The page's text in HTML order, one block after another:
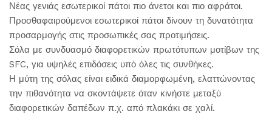
Νέας γενιάς εσωτερικοί πάτοι πιο άνετοι και πιο αφράτοι.
Προσθαφαιρούμενοι εσωτερικοί πάτοι δίνουν τη δυνατότητα
προσαρμογής στις προσωπικές σας προτιμήσεις.
Σόλα με συνδυασμό διαφορετικών πρωτότυπων μοτίβων της
SFC, για υψηλές επιδόσεις υπό όλες τις συνθήκες.
Η μύτη της σόλας είναι ειδικά διαμορφωμένη, ελαττώνοντας
την πιθανότητα να σκοντάψετε όταν κινήστε μεταξύ
διαφορετικών δαπέδων π.χ. από πλακάκι σε χαλί.